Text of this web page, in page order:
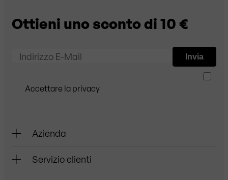
Ottieni uno sconto di 10 €
Indirizzo E-Mail
Accettare la privacy
Invia
Azienda
Servizio clienti